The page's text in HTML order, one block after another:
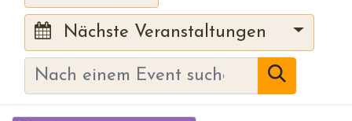
Nächste Veranstaltungen